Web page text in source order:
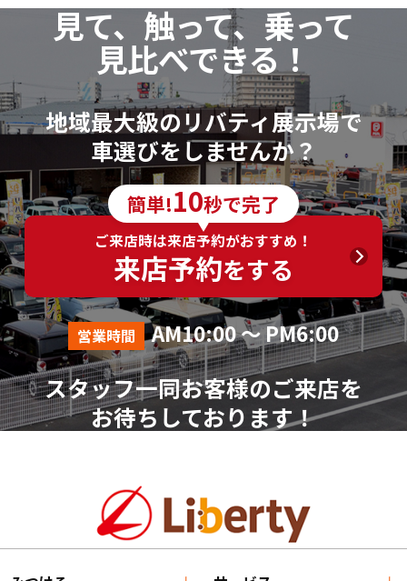
当社は、当該資料請求により取得した開示対象個人
情報の利用目的の通知・開示・訂正または削除・利用
の停止（以下「開示等」といいます。）に応じます。
開示等に関するお問い合わせ：各店舗営業窓口もし
くは、以下個人情報相談窓口
6．個人情報の取得に応じることの任意性
ご入力は任意ですが、ご入力いただけない項目やご
入力いただいた個人情報に漏れや誤りがあった場合、
資料請求およびお問合せに対する回答が出来ない場合
がございます。
7．その他
本人が容易に認識できない方法による個人情報の取
得は行っておりません。
個人情報に関する相談窓口
（平日AM10:00～PM18:00 ※土、日、祝、年末年始を
見て、触って、乗って
見比べできる！
地域最大級のリバティ展示場で
車選びをしませんか？
簡単!10秒で完了
ご来店時は来店予約がおすすめ！
来店予約をする
営業時間 AM10:00 ～ PM6:00
スタッフ一同お客様のご来店を
お待ちしております！